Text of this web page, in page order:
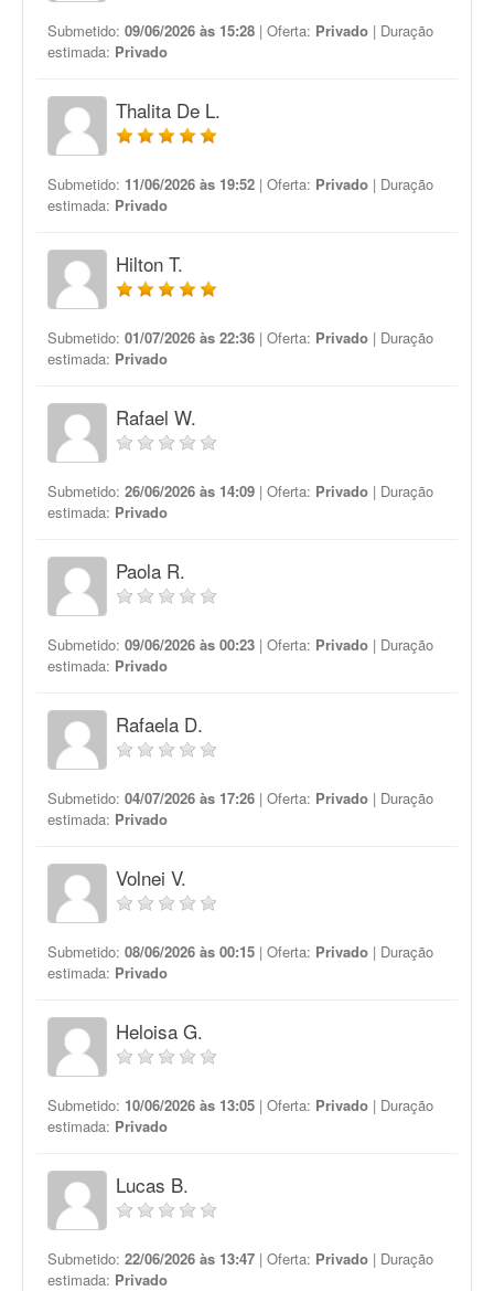
Submetido: 09/06/2026 às 15:28 | Oferta: Privado | Duração
estimada: Privado
Thalita De L.
Submetido: 11/06/2026 às 19:52 | Oferta: Privado | Duração
estimada: Privado
Hilton T.
Submetido: 01/07/2026 às 22:36 | Oferta: Privado | Duração
estimada: Privado
Rafael W.
Submetido: 26/06/2026 às 14:09 | Oferta: Privado | Duração
estimada: Privado
Paola R.
Submetido: 09/06/2026 às 00:23 | Oferta: Privado | Duração
estimada: Privado
Rafaela D.
Submetido: 04/07/2026 às 17:26 | Oferta: Privado | Duração
estimada: Privado
Volnei V.
Submetido: 08/06/2026 às 00:15 | Oferta: Privado | Duração
estimada: Privado
Heloisa G.
Submetido: 10/06/2026 às 13:05 | Oferta: Privado | Duração
estimada: Privado
Lucas B.
Submetido: 22/06/2026 às 13:47 | Oferta: Privado | Duração
estimada: Privado